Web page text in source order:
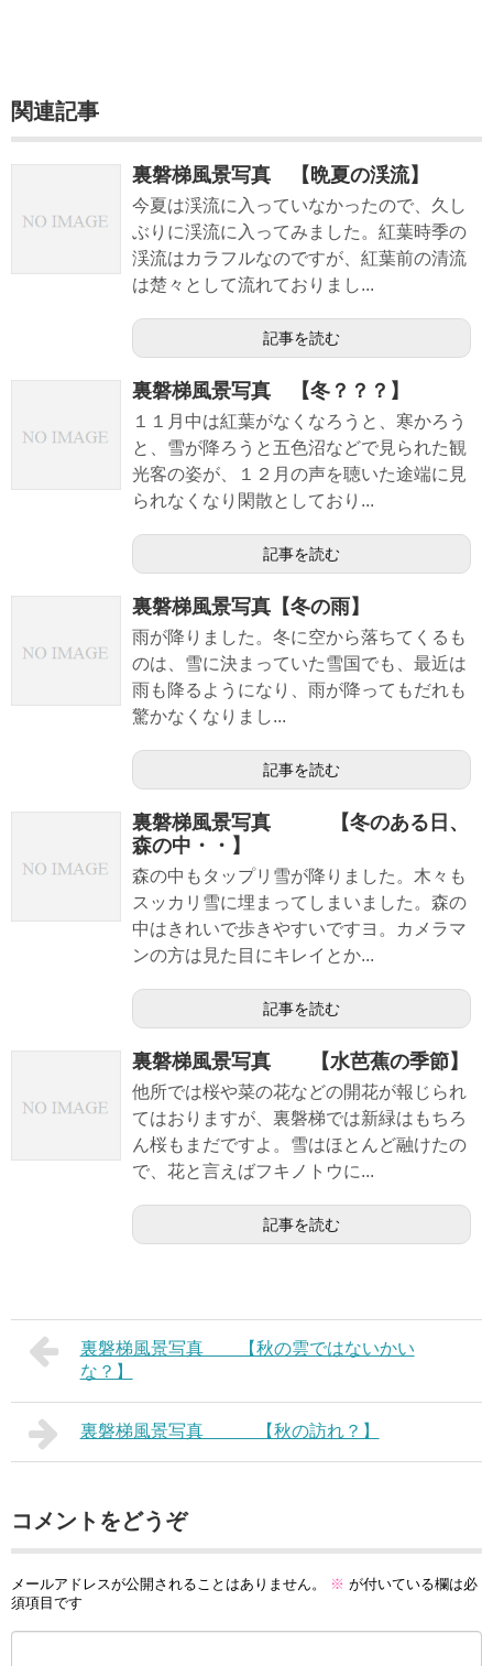
関連記事
裏磐梯風景写真 【晩夏の渓流】
今夏は渓流に入っていなかったので、久し
ぶりに渓流に入ってみました。紅葉時季の
渓流はカラフルなのですが、紅葉前の清流
は楚々として流れておりまし...
記事を読む
裏磐梯風景写真 【冬？？？】
１１月中は紅葉がなくなろうと、寒かろう
と、雪が降ろうと五色沼などで見られた観
光客の姿が、１２月の声を聴いた途端に見
られなくなり閑散としており...
記事を読む
裏磐梯風景写真【冬の雨】
雨が降りました。冬に空から落ちてくるも
のは、雪に決まっていた雪国でも、最近は
雨も降るようになり、雨が降ってもだれも
驚かなくなりまし...
記事を読む
裏磐梯風景写真 【冬のある日、
森の中・・】
森の中もタップリ雪が降りました。木々も
スッカリ雪に埋まってしまいました。森の
中はきれいで歩きやすいですヨ。カメラマ
ンの方は見た目にキレイとか...
記事を読む
裏磐梯風景写真 【水芭蕉の季節】
他所では桜や菜の花などの開花が報じられ
てはおりますが、裏磐梯では新緑はもちろ
ん桜もまだですよ。雪はほとんど融けたの
で、花と言えばフキノトウに...
記事を読む
裏磐梯風景写真 【秋の雲ではないかい
な？】
裏磐梯風景写真 【秋の訪れ？】
コメントをどうぞ
メールアドレスが公開されることはありません。 ※ が付いている欄は必
須項目です